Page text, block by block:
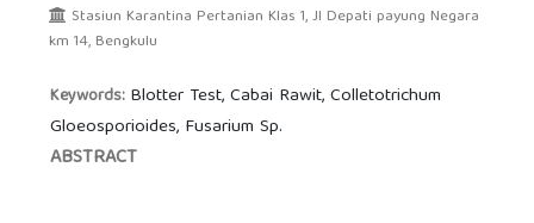
Stasiun Karantina Pertanian Klas 1, Jl Depati payung Negara
km 14, Bengkulu
Keywords: Blotter Test, Cabai Rawit, Colletotrichum
Gloeosporioides, Fusarium Sp.
ABSTRACT